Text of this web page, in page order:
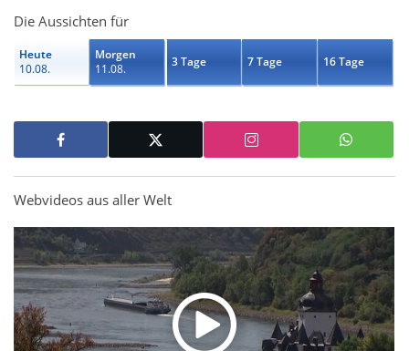
Die Aussichten für
Heute
10.08.
Morgen
11.08.
3 Tage 7 Tage 16 Tage
Webvideos aus aller Welt